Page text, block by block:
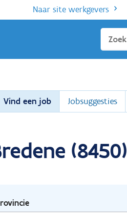
Naar site werkgevers
Sluiten
Vind een job Jobsuggesties
(8450)